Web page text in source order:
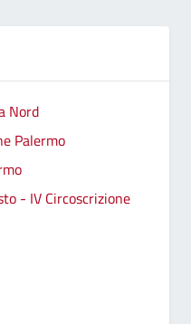
Nord
Palermo
- IV Circoscrizione